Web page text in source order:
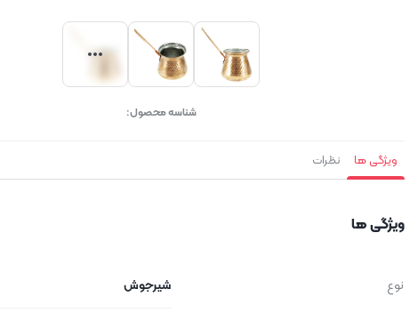
شناسه محصول:
ویژگی ها نظرات
ویژگی ها
نوع شیرجوش